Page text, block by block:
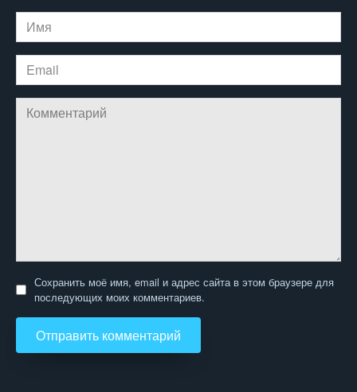
Имя
Email
Комментарий
Сохранить моё имя, email и адрес сайта в этом браузере для
последующих моих комментариев.